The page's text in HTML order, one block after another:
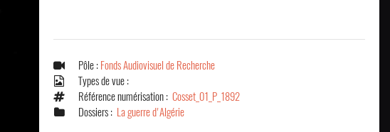
Pôle : Fonds Audiovisuel de Recherche
Types de vue :
Référence numérisation : Cosset_01_P_1892
Dossiers : La guerre d'Algérie